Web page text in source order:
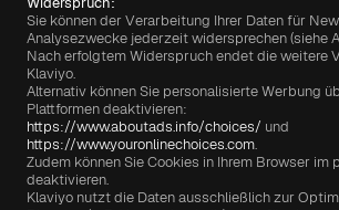
Sie können der Verarbeitung Ihrer Daten für
Analysezwecke jederzeit widersprechen (siehe
Nach erfolgtem Widerspruch endet die weitere
Klaviyo.
Alternativ können Sie personalisierte Werbung
Plattformen deaktivieren:
https://www.aboutads.info/choices/
https://www.youronlinechoices.com.
Zudem können Sie Cookies in Ihrem Browser im
deaktivieren.
Klaviyo nutzt die Daten ausschließlich zur